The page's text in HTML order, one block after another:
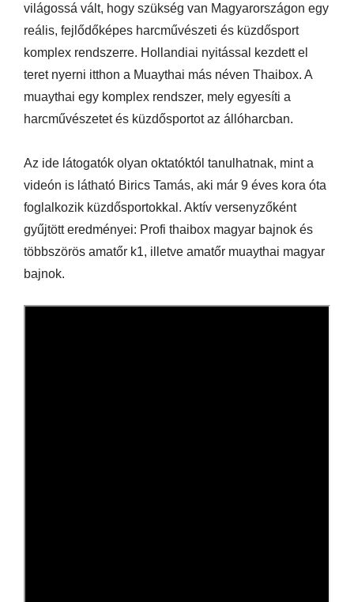
világossá vált, hogy szükség van Magyarországon egy
reális, fejlődőképes harcművészeti és küzdősport
komplex rendszerre. Hollandiai nyitással kezdett el
teret nyerni itthon a Muaythai más néven Thaibox. A
muaythai egy komplex rendszer, mely egyesíti a
harcművészetet és küzdősportot az állóharcban.
Az ide látogatók olyan oktatóktól tanulhatnak, mint a
videón is látható Birics Tamás, aki már 9 éves kora óta
foglalkozik küzdősportokkal. Aktív versenyzőként
gyűjtött eredményei: Profi thaibox magyar bajnok és
többszörös amatőr k1, illetve amatőr muaythai magyar
bajnok.